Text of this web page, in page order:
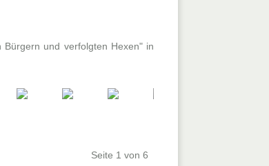
und verfolgten Hexen" in
Seite 1 von 6